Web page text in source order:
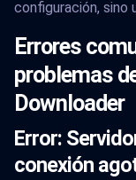
configuración, sino
Errores
problemas
Downloader
Error:
conexión